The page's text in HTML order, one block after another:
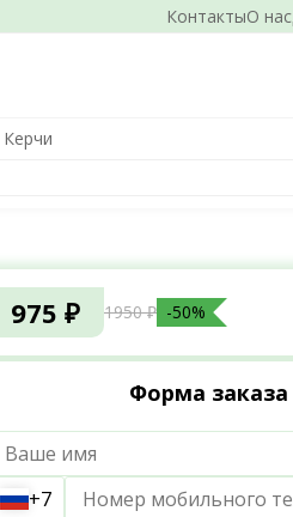
КонтактыО нас
975 ₽ 1950 ₽ -50%
Форма заказа
+7